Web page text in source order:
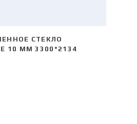
СТЕКЛО
10 ММ 3300*2134